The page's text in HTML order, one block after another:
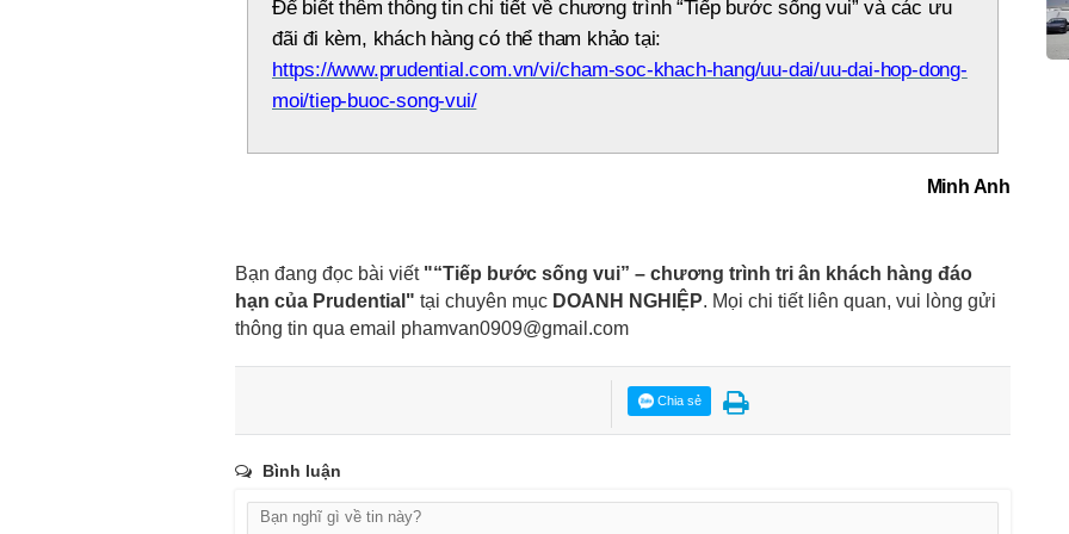
Để biết thêm thông tin chi tiết về chương trình “Tiếp bước sống vui” và các ưu
đãi đi kèm, khách hàng có thể tham khảo tại:
https://www.prudential.com.vn/vi/cham-soc-khach-hang/uu-dai/uu-dai-hop-dong-
moi/tiep-buoc-song-vui/
Minh Anh
Bạn đang đọc bài viết "“Tiếp bước sống vui” – chương trình tri ân khách hàng đáo
hạn của Prudential" tại chuyên mục DOANH NGHIỆP. Mọi chi tiết liên quan, vui lòng gửi
thông tin qua email phamvan0909@gmail.com
Chia sẻ
Bình luận